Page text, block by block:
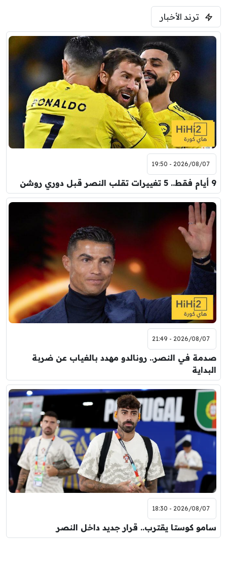
فرينتسفاروشي
7:00 م
مباراة ودية
نوتنغهام فورست
اودينيزي
8:00 م
مباراة ودية
برشلونة
ترند الأخبار
2026/08/07 - 19:50
9 أيام فقط.. 5 تغييرات تقلب النصر قبل دوري روشن
2026/08/07 - 21:49
صدمة في النصر.. رونالدو مهدد بالغياب عن ضربة
البداية
2026/08/07 - 18:30
سامو كوستا يقترب.. قرار جديد داخل النصر